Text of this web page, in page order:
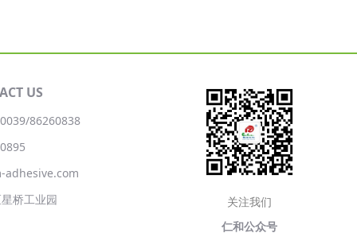
US
86260838
adhesive.com
桥工业园
关注我们
仁和公众号